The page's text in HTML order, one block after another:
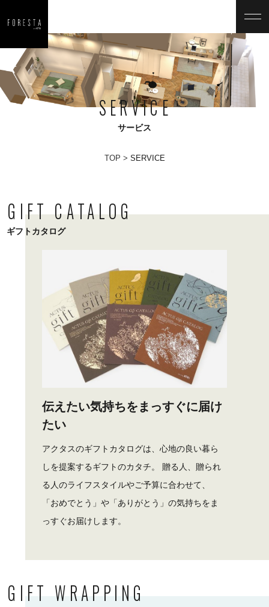
SERVICE
サービス
TOP SERVICE
GIFT CATALOG
ギフトカタログ
伝えたい気持ちをまっすぐに届け
たい
アクタスのギフトカタログは、心地の良い暮ら
しを提案するギフトのカタチ。 贈る人、贈られ
る人のライフスタイルやご予算に合わせて、
「おめでとう」や「ありがとう」の気持ちをま
っすぐお届けします。
GIFT WRAPPING